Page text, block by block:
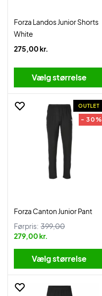
Forza Landos Junior Shorts
White
275,00 kr.
Vælg størrelse
OUTLET
- 30%
Forza Canton Junior Pant
Førpris: 399,00
279,00 kr.
Vælg størrelse